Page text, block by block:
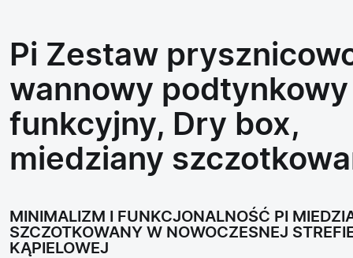
Pi Zestaw
wannowy podtynkowy
funkcyjny, Dry box,
miedziany
MINIMALIZM I FUNKCJONALNOŚĆ PI
SZCZOTKOWANY W NOWOCZESNEJ
KĄPIELOWEJ